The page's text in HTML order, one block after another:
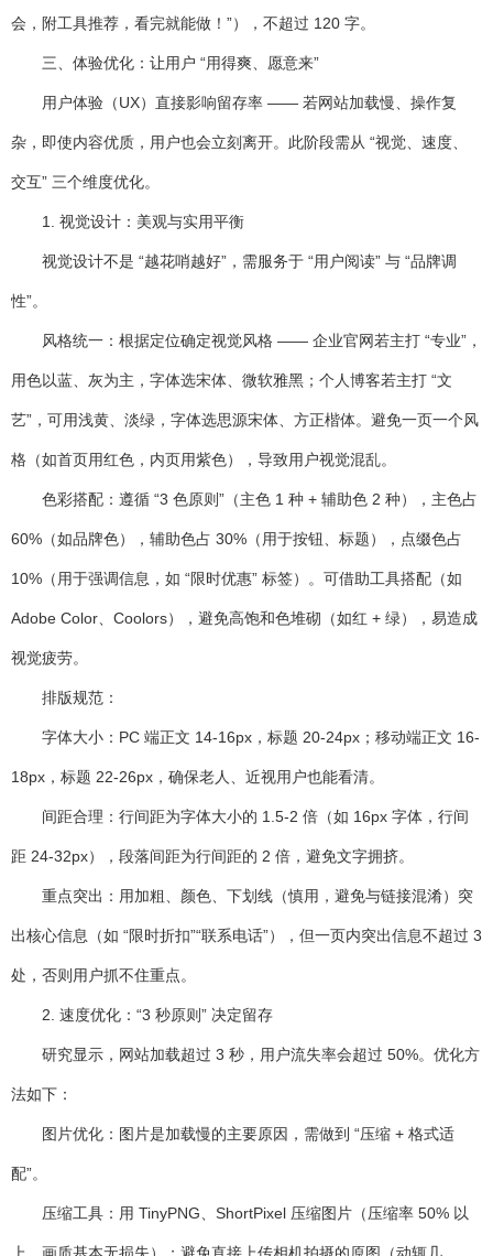
会，附工具推荐，看完就能做！”），不超过 120 字。
三、体验优化：让用户 “用得爽、愿意来”
用户体验（UX）直接影响留存率 —— 若网站加载慢、操作复
杂，即使内容优质，用户也会立刻离开。此阶段需从 “视觉、速度、
交互” 三个维度优化。
1. 视觉设计：美观与实用平衡
视觉设计不是 “越花哨越好”，需服务于 “用户阅读” 与 “品牌调
性”。
风格统一 ：根据定位确定视觉风格 —— 企业官网若主打 “专业”，
用色以蓝、灰为主，字体选宋体、微软雅黑；个人博客若主打 “文
艺”，可用浅黄、淡绿，字体选思源宋体、方正楷体。避免一页一个风
格（如首页用红色，内页用紫色），导致用户视觉混乱。
色彩搭配 ：遵循 “3 色原则”（主色 1 种 + 辅助色 2 种），主色占
60%（如品牌色），辅助色占 30%（用于按钮、标题），点缀色占
10%（用于强调信息，如 “限时优惠” 标签）。可借助工具搭配（如
Adobe Color、Coolors），避免高饱和色堆砌（如红 + 绿），易造成
视觉疲劳。
排版规范 ：
字体大小：PC 端正文 14-16px，标题 20-24px；移动端正文 16-
18px，标题 22-26px，确保老人、近视用户也能看清。
间距合理：行间距为字体大小的 1.5-2 倍（如 16px 字体，行间
距 24-32px），段落间距为行间距的 2 倍，避免文字拥挤。
重点突出：用加粗、颜色、下划线（慎用，避免与链接混淆）突
出核心信息（如 “限时折扣”“联系电话”），但一页内突出信息不超过 3
处，否则用户抓不住重点。
2. 速度优化：“3 秒原则” 决定留存
研究显示，网站加载超过 3 秒，用户流失率会超过 50%。优化方
法如下：
图片优化 ：图片是加载慢的主要原因，需做到 “压缩 + 格式适
配”。
压缩工具：用 TinyPNG、ShortPixel 压缩图片（压缩率 50% 以
上，画质基本无损失）；避免直接上传相机拍摄的原图（动辄几